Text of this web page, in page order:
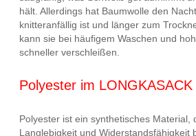
hält. Allerdings hat Baumwolle den
knitteranfällig ist und länger zum
kann sie bei häufigem Waschen und
schneller verschleißen.
Polyester im LONGKASACK
Polyester ist ein synthetisches Material,
Langlebigkeit und Widerstandsfähigkeit